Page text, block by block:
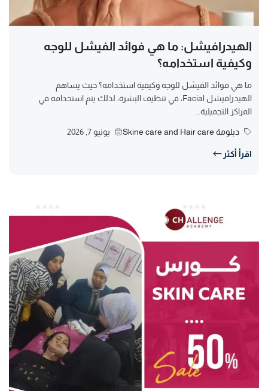
الهيدرافيشل: ما هي فوائد الفيشل للوجه
وكيفية استخدامه؟
ما هي فوائد الفيشل للوجه وكيفية استخدامه؟ حيث يساهم
الهيدرافيشل Facial، في تنظيف البشرة، لذلك يتم استخدامه في
المراكز التجميلية...
دبلومة Skine care and Hair care يونيو 7, 2026
اقرأ أكثر